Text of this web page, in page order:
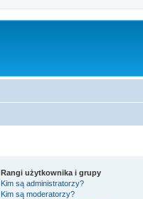
Rangi użytkownika i grupy
Kim są administratorzy?
Kim są moderatorzy?